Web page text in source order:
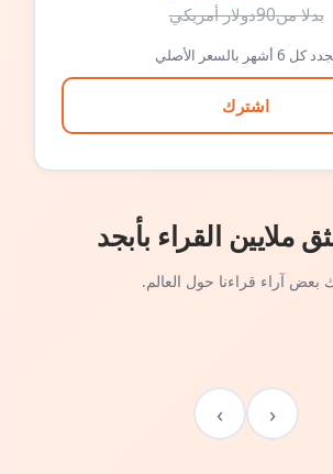
بدلا من90دولار أمريكي
كل 6 أشهر بالسعر الأصلي
اشترك
ملايين القراء بأبجد
بعض آراء قراءنا حول العالم.
‹
›